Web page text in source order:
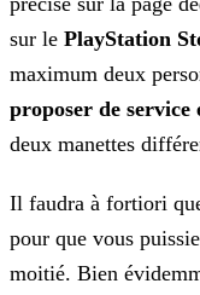
sur le PlayStation
maximum deux
proposer de service
deux manettes
Il faudra à fortiori
pour que vous
moitié. Bien